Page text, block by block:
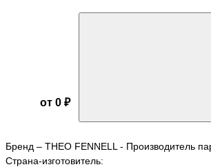
от 0 ₽
Бренд – THEO FENNELL - Производитель
Страна-изготовитель: